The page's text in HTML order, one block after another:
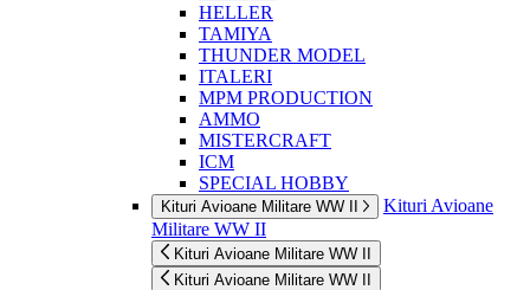
HELLER
TAMIYA
THUNDER MODEL
ITALERI
MPM PRODUCTION
AMMO
MISTERCRAFT
ICM
SPECIAL HOBBY
Kituri Avioane Militare WW II
Kituri Avioane
Militare WW II
Kituri Avioane Militare WW II
Kituri Avioane Militare WW II